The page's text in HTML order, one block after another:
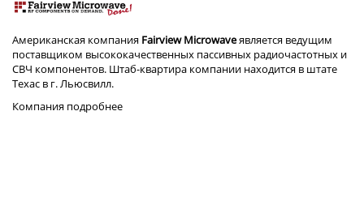
Американская компания Fairview Microwaveявляется ведущим
поставщиком высококачественных пассивных радиочастотных и
СВЧ компонентов. Штаб-квартира компании находится в штате
Техас в г. Льюсвилл.
Компания подробнее